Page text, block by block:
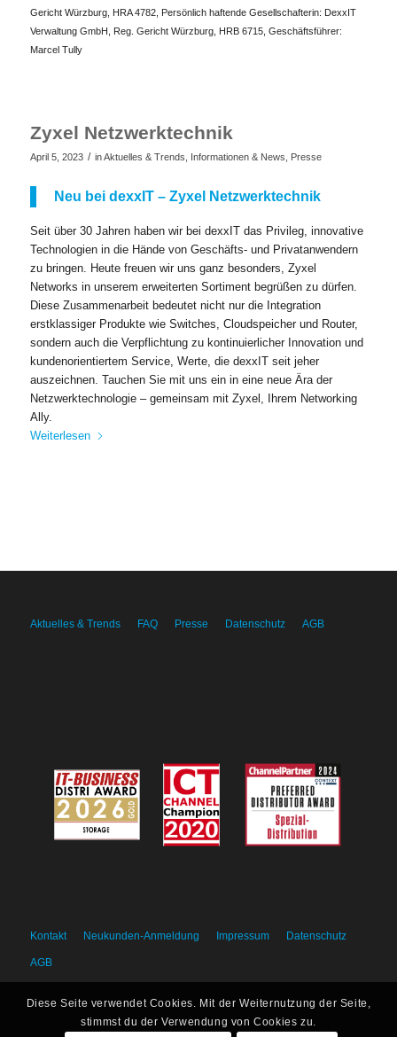
Gericht Würzburg, HRA 4782, Persönlich haftende Gesellschafterin: DexxIT
Verwaltung GmbH, Reg. Gericht Würzburg, HRB 6715, Geschäftsführer:
Marcel Tully
Zyxel Netzwerktechnik
April 5, 2023 / inAktuelles & Trends, Informationen & News, Presse
Neu bei dexxIT – Zyxel Netzwerktechnik
Seit über 30 Jahren haben wir bei dexxIT das Privileg, innovative
Technologien in die Hände von Geschäfts- und Privatanwendern
zu bringen. Heute freuen wir uns ganz besonders, Zyxel
Networks in unserem erweiterten Sortiment begrüßen zu dürfen.
Diese Zusammenarbeit bedeutet nicht nur die Integration
erstklassiger Produkte wie Switches, Cloudspeicher und Router,
sondern auch die Verpflichtung zu kontinuierlicher Innovation und
kundenorientiertem Service, Werte, die dexxIT seit jeher
auszeichnen. Tauchen Sie mit uns ein in eine neue Ära der
Netzwerktechnologie – gemeinsam mit Zyxel, Ihrem Networking
Ally.
Weiterlesen
Aktuelles & Trends FAQ Presse Datenschutz AGB
Kontakt Neukunden-Anmeldung Impressum Datenschutz
AGB
Diese Seite verwendet Cookies. Mit der Weiternutzung der Seite,
stimmst du der Verwendung von Cookies zu.